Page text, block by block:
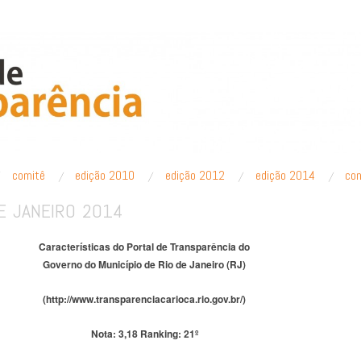
comitê edição 2010 edição 2012 edição 2014
JANEIRO 2014
Características do Portal de Transparência do
Governodo Municípiode Rio de Janeiro (RJ)
(http://www.transparenciacarioca.rio.gov.br/)
Nota: 3,18Ranking: 21º